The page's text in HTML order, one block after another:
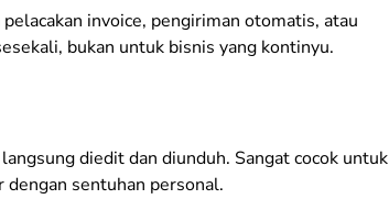
invoice, pengiriman otomatis, atau
bukan untuk bisnis yang kontinyu.
diedit dan diunduh. Sangat cocok untuk
sentuhan personal.